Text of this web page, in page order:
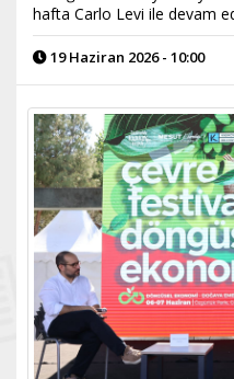
hafta Carlo Levi ile devam
19 Haziran 2026 - 10:00